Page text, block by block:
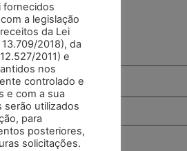
fornecidos
a legislação
da Lei
2018), da
2011) e
nos
controlado e
e com a sua
serão utilizados
para
posteriores,
solicitações.